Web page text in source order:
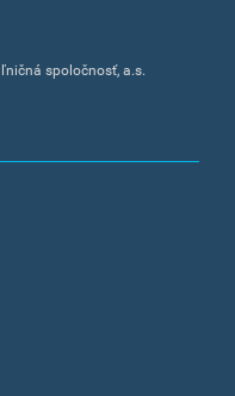
spoločnosť, a.s.